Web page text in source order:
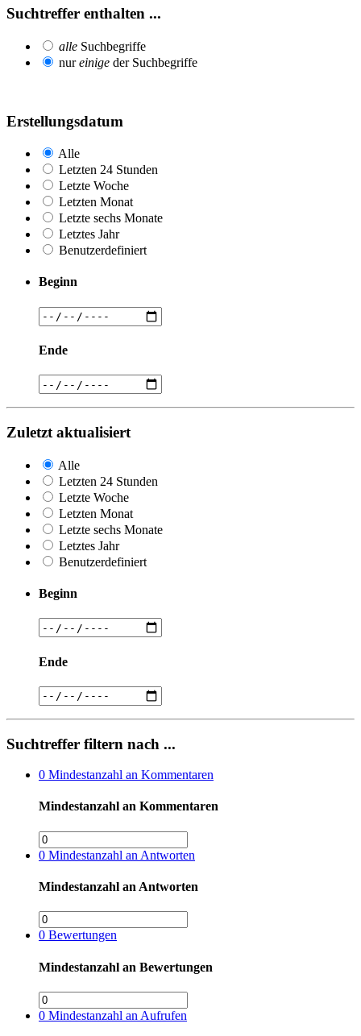
Suchtreffer enthalten ...
alle Suchbegriffe
nureinige der Suchbegriffe
Erstellungsdatum
Alle
Letzten 24 Stunden
Letzte Woche
Letzten Monat
Letzte sechs Monate
Letztes Jahr
Benutzerdefiniert
Beginn
Ende
Zuletzt aktualisiert
Alle
Letzten 24 Stunden
Letzte Woche
Letzten Monat
Letzte sechs Monate
Letztes Jahr
Benutzerdefiniert
Beginn
Ende
Suchtreffer filtern nach ...
0 Mindestanzahl an Kommentaren
Mindestanzahl an Kommentaren
0 Mindestanzahl an Antworten
Mindestanzahl an Antworten
0 Bewertungen
Mindestanzahl an Bewertungen
0 Mindestanzahl an Aufrufen